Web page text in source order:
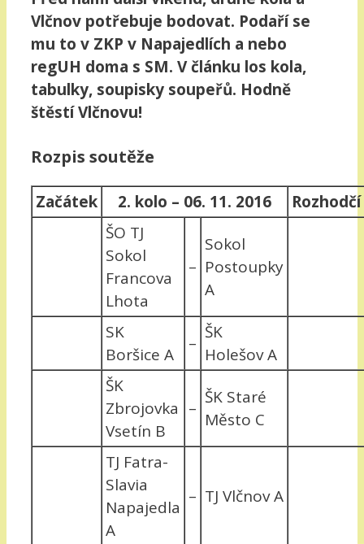
Vlčnov potřebuje bodovat. Podaří se
mu to v ZKP v Napajedlích a nebo
regUH doma s SM. V článku los kola,
tabulky, soupisky soupeřů. Hodně
štěstí Vlčnovu!
Rozpis soutěže
Začátek 2. kolo – 06. 11. 2016
Rozhodčí
ŠO TJ
Sokol
Francova
Lhota
–
Sokol
Postoupky
A
SK
Boršice A
–
ŠK
Holešov A
ŠK
Zbrojovka
Vsetín B
–
ŠK Staré
Město C
TJ Fatra-
Slavia
Napajedla
A
– TJ Vlčnov A